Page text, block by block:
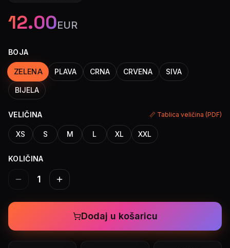
12.00EUR
BOJA
ZELENA PLAVA CRNA CRVENA SIVA
BIJELA
VELIČINA 📏 Tablica veličina (PDF)
XS S M L XL XXL
KOLIČINA
1
Dodaj u košaricu